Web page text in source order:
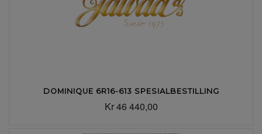
DOMINIQUE 6R16-613 SPESIALBESTILLING
Kr 46 440,00